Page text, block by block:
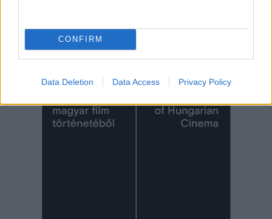
CONFIRM
Data Deletion Data Access Privacy Policy